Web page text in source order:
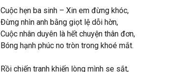
Cuộc hẹn ba sinh – Xin em đừng khóc,
Đừng nhìn anh bằng giọt lệ dỗi hờn,
Cuộc nhân duyên là hết chuyện thân đơn,
Bóng hạnh phúc no tròn trong khoé mắt.
Rồi chiến tranh khiến lòng mình se sắt,